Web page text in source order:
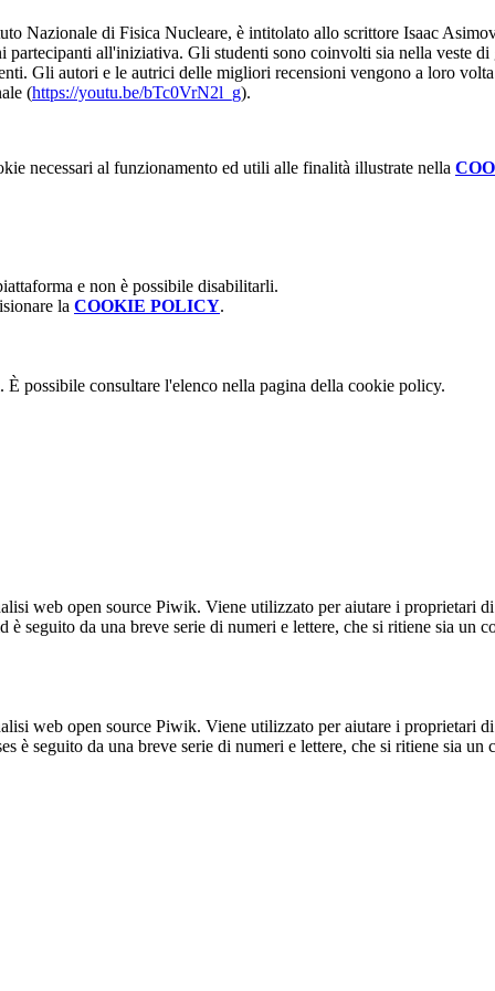
Nazionale di Fisica Nucleare, è intitolato allo scrittore Isaac
all'iniziativa. Gli studenti sono coinvolti sia nella veste
Gli autori e le autrici delle migliori recensioni vengono a loro
(https://youtu.be/bTc0VrN2l_g).
necessari al funzionamento ed utili alle finalità illustrate nella
e non è possibile disabilitarli.
la COOKIE POLICY.
possibile consultare l'elenco nella pagina della cookie policy.
web open source Piwik. Viene utilizzato per aiutare i proprietari
seguito da una breve serie di numeri e lettere, che si ritiene sia un
web open source Piwik. Viene utilizzato per aiutare i proprietari
è seguito da una breve serie di numeri e lettere, che si ritiene sia